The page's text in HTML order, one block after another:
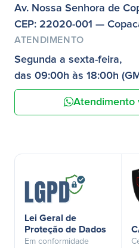
Av. Nossa Senhora de
CEP: 22020-001 —
ATENDIMENTO
Segunda a sexta-feira,
das 09:00h às 18:00h
Atendimento
Lei Geral de
Proteção de Dados
Em conformidade